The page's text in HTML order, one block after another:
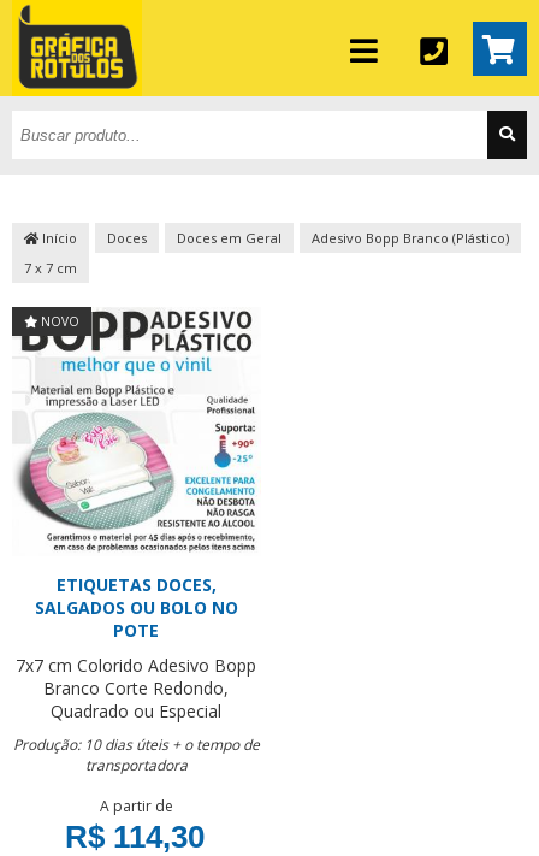
Início Doces Doces em Geral
Adesivo Bopp Branco (Plástico)
7 x 7 cm
NOVO
ETIQUETAS DOCES,
SALGADOS OU BOLO NO
POTE
7x7 cm Colorido Adesivo Bopp
Branco Corte Redondo,
Quadrado ou Especial
Produção: 10 dias úteis + o tempo de
transportadora
A partir de
R$ 114,30